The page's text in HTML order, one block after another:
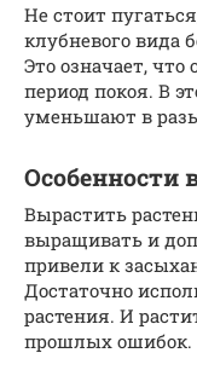
Не стоит
клубневого вида
Это означает, что
период покоя. В
уменьшают в
Особенности
Вырастить
выращивать и
привели к
Достаточно
растения. И
прошлых ошибок.